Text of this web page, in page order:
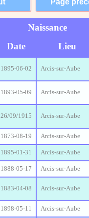
Naissance
Date
Lieu
1895-06-02 Arcis-sur-Aube
1893-05-09 Arcis-sur-Aube
26/09/1915 Arcis-sur-Aube
1873-08-19 Arcis-sur-Aube
1895-01-31 Arcis-sur-Aube
1888-05-17 Arcis-sur-Aube
1883-04-08 Arcis-sur-Aube
1898-05-11 Arcis-sur-Aube